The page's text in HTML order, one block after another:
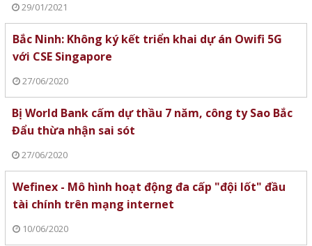
29/01/2021
Bắc Ninh: Không ký kết triển khai dự án Owifi 5G
với CSE Singapore
27/06/2020
Bị World Bank cấm dự thầu 7 năm, công ty Sao Bắc
Đẩu thừa nhận sai sót
27/06/2020
Wefinex - Mô hình hoạt động đa cấp "đội lốt" đầu
tài chính trên mạng internet
10/06/2020